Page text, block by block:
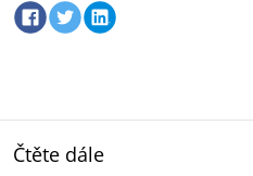
Čtěte dále